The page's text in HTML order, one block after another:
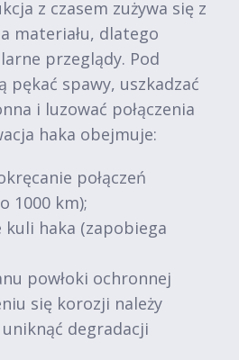
z czasem zużywa się z
materiału, dlatego
przeglądy. Pod
pękać spawy, uszkadzać
i luzować połączenia
haka obejmuje:
połączeń
1000 km);
kuli haka (zapobiega
powłoki ochronnej
się korozji należy
degradacji